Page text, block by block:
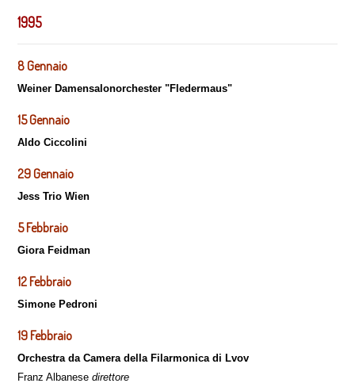
1995
8 Gennaio
Weiner Damensalonorchester "Fledermaus"
15 Gennaio
Aldo Ciccolini
29 Gennaio
Jess Trio Wien
5 Febbraio
Giora Feidman
12 Febbraio
Simone Pedroni
19 Febbraio
Orchestra da Camera della Filarmonica di Lvov
Franz Albanesedirettore